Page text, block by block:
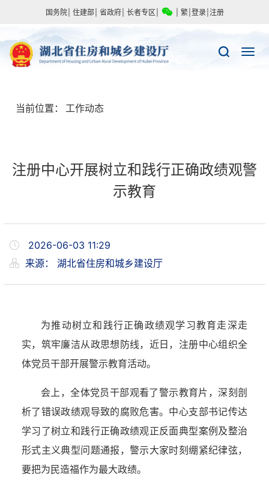
国务院 住建部 省政府 长者专区 繁 登录 注册
当前位置： 工作动态
注册中心开展树立和践行正确政绩观警
示教育
2026-06-03 11:29
来源： 湖北省住房和城乡建设厅
为推动树立和践行正确政绩观学习教育走深走
实，筑牢廉洁从政思想防线，近日，注册中心组织全
体党员干部开展警示教育活动。
会上，全体党员干部观看了警示教育片，深刻剖
析了错误政绩观导致的腐败危害。中心支部书记传达
学习了树立和践行正确政绩观正反面典型案例及整治
形式主义典型问题通报，警示大家时刻绷紧纪律弦，
要把为民造福作为最大政绩。